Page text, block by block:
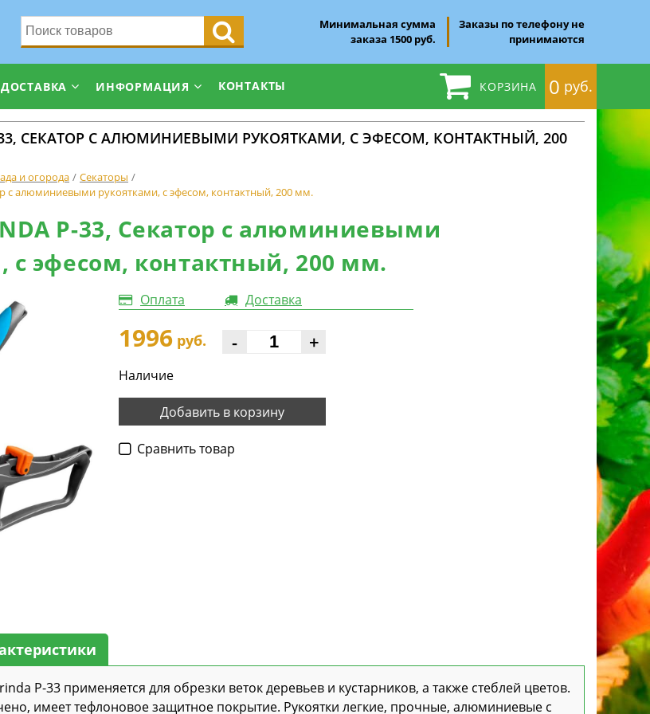
Минимальная сумма
заказа 1500 руб.
Заказы по телефону не
принимаются
КОРЗИНА 0 руб.
ИНФОРМАЦИЯ КОНТАКТЫ
33, СЕКАТОР С АЛЮМИНИЕВЫМИ РУКОЯТКАМИ, С ЭФЕСОМ, КОНТАКТНЫЙ, 200
и огорода
Секаторы
с алюминиевыми рукоятками, с эфесом, контактный, 200 мм.
Р-33, Секатор с алюминиевыми
с эфесом, контактный, 200 мм.
Оплата Доставка
1996 руб. - +
Наличие
Добавить в корзину
Cравнить товар
P-33 применяется для обрезки веток деревьев и кустарников, а также стеблей цветов.
имеет тефлоновое защитное покрытие. Рукоятки легкие, прочные, алюминиевые с